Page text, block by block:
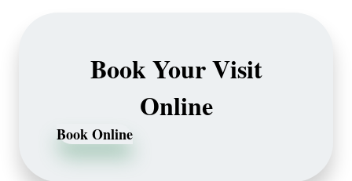
Book Your Visit
Online
Book Online